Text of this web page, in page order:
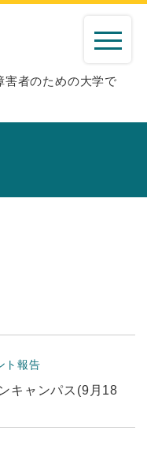
害者のための大学で
ト報告
キャンパス(9月18